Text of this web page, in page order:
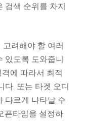
검색 순위를 차지
려해야 할 여러
있도록 도와줍니
에 따라서 최적
다. 또는 타겟 오디
다르게 나타날 수
픈타임을 설정하